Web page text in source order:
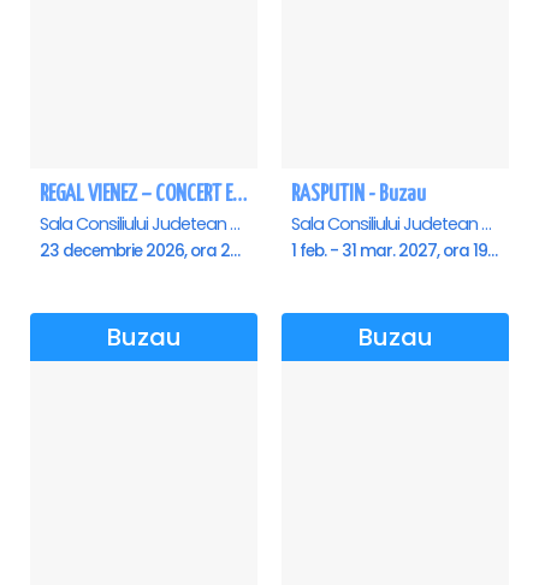
REGAL VIENEZ – CONCERT EXTRAORDINAR DE CRACIUN - Buzau
Sala Consiliului Judetean Buzau, Buzau
23 decembrie 2026, ora 20:00
RASPUTIN - Buzau
Sala Consiliului Judetean Buzau, Buzau
1 feb. - 31 mar. 2027, ora 19:00
Buzau Buzau